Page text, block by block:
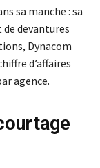
sa manche : sa
devantures
Dynacom
d’affaires
agence.